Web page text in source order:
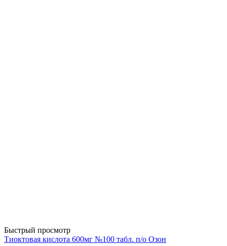
Быстрый просмотр
Тиоктовая кислота 600мг №100 табл. п/о Озон